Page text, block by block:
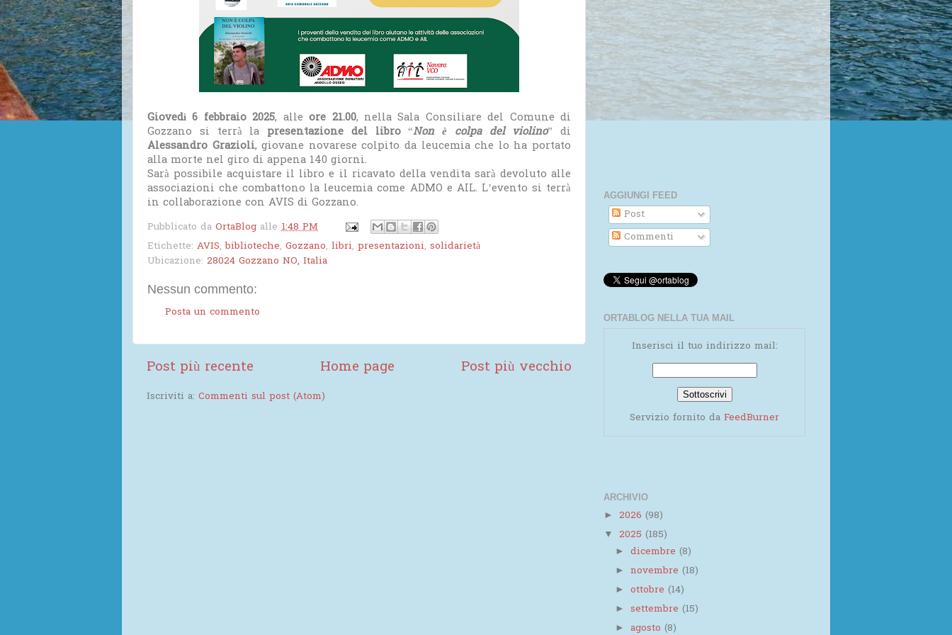
Giovedì 6 febbraio 2025, alleore 21.00, nella Sala Consiliare del Comune di
Gozzano si terrà la presentazione del libro“Non è colpa del violino” di
Alessandro Grazioli, giovane novarese colpito da leucemia che lo ha portato
alla morte nel giro di appena 140 giorni.
Sarà possibile acquistare il libro e il ricavato della vendita sarà devoluto alle
associazioni che combattono la leucemia come ADMO e AIL. L’evento si terrà
in collaborazione con AVIS di Gozzano.
Pubblicato da OrtaBlog alle 1:48 PM
Etichette: AVIS,biblioteche, Gozzano, libri, presentazioni, solidarietà
Ubicazione: 28024 Gozzano NO, Italia
Nessun commento:
Posta un commento
Post più recente Post più vecchio
Home page
Iscriviti a: Commenti sul post (Atom)
AGGIUNGI FEED
Post
Commenti
ORTABLOG NELLA TUA MAIL
Inserisci il tuo indirizzo mail:
Servizio fornito da FeedBurner
ARCHIVIO
► 2026 (98)
▼ 2025 (185)
►dicembre(8)
►novembre(18)
►ottobre(14)
►settembre(15)
►agosto(8)